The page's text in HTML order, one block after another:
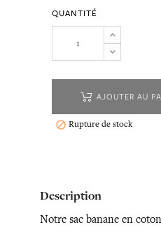
QUANTITÉ
AJOUTER AU
 Rupture de stock
Description
Notre sac banane en